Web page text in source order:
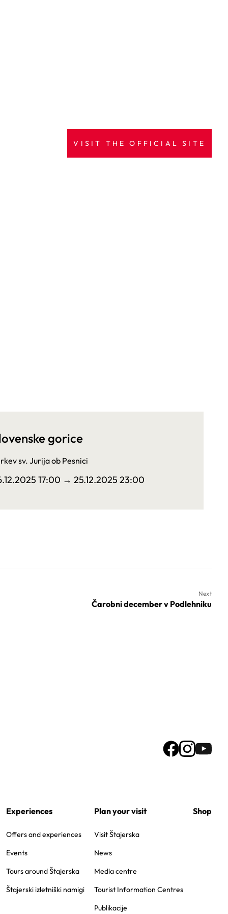
VISIT THE OFFICIAL SITE
gorice
sv. Jurija ob Pesnici
17:00 → 25.12.2025 23:00
Next
Čarobni december v Podlehniku
Experiences
Offers and experiences
Events
Tours around Štajerska
Štajerski izletniški namigi
Plan your visit
Visit Štajerska
News
Media centre
Tourist Information Centres
Publikacije
Shop